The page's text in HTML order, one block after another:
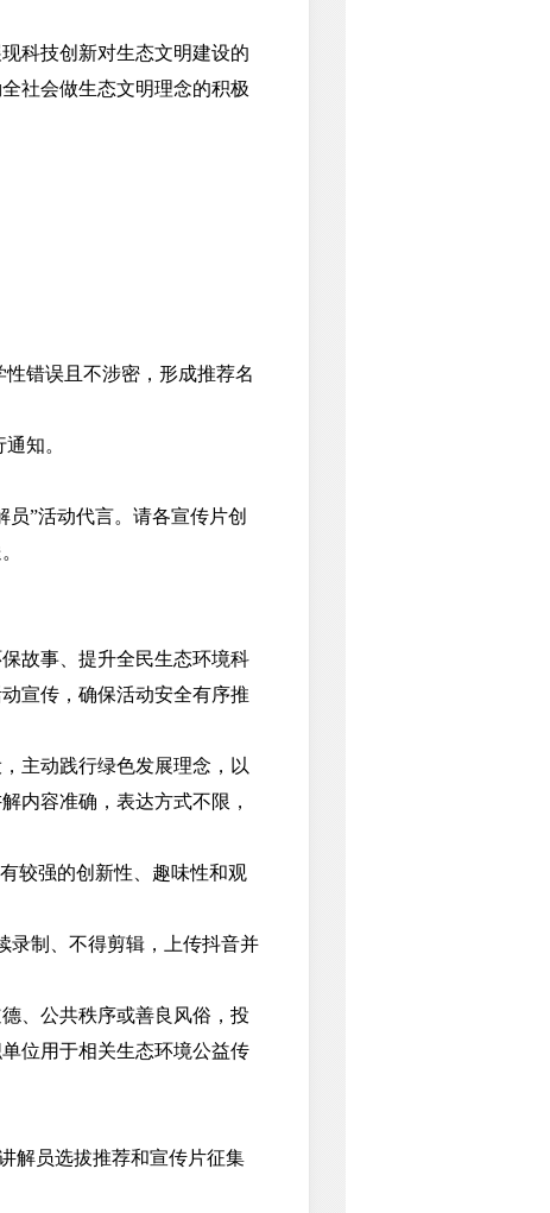
科技创新对生态文明建设的
社会做生态文明理念的积极
错误且不涉密，形成推荐名
知。
”活动代言。请各宣传片创
故事、提升全民生态环境科
宣传，确保活动安全有序推
主动践行绿色发展理念，以
内容准确，表达方式不限，
较强的创新性、趣味性和观
制、不得剪辑，上传抖音并
、公共秩序或善良风俗，投
位用于相关生态环境公益传
解员选拔推荐和宣传片征集